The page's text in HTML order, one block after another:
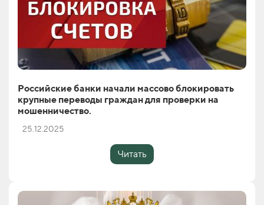
Российские банки начали массово блокировать
крупные переводы граждан для проверки на
мошенничество.
25.12.2025
Читать